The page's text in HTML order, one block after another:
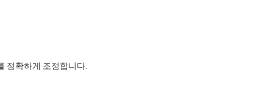
정확하게 조정합니다.